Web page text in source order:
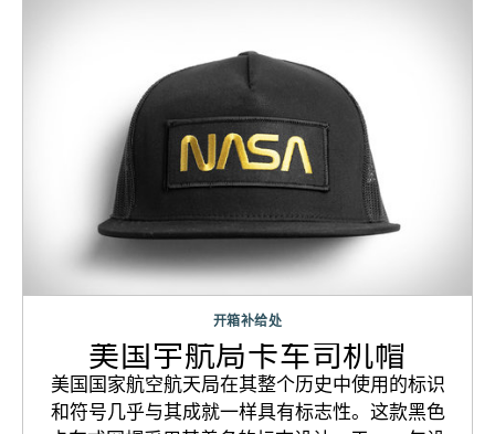
开箱补给处
美国宇航局卡车司机帽
美国国家航空航天局在其整个历史中使用的标识
和符号几乎与其成就一样具有标志性。这款黑色